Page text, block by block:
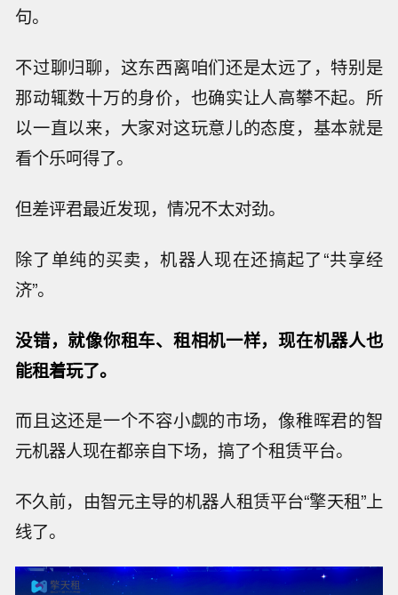
句。
不过聊归聊，这东西离咱们还是太远了，特别是
那动辄数十万的身价，也确实让人高攀不起。所
以一直以来，大家对这玩意儿的态度，基本就是
看个乐呵得了。
但差评君最近发现，情况不太对劲。
除了单纯的买卖，机器人现在还搞起了“共享经
济”。
没错，就像你租车、租相机一样，现在机器人也
能租着玩了。
而且这还是一个不容小觑的市场，像稚晖君的智
元机器人现在都亲自下场，搞了个租赁平台。
不久前，由智元主导的机器人租赁平台“擎天租”上
线了。